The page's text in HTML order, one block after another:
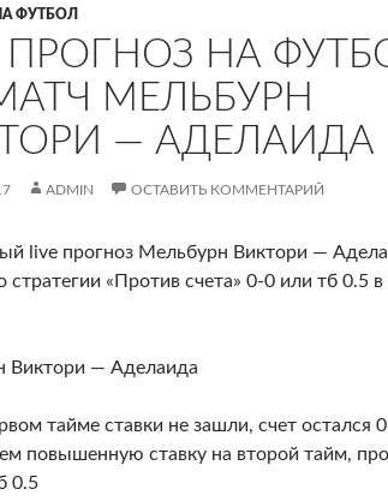
ФУТБОЛ
ПРОГНОЗ НА
МЕЛЬБУРН
— АДЕЛАИДА
ADMIN ОСТАВИТЬ КОММЕНТАРИЙ
live прогноз Мельбурн Виктори —
стратегии «Против счета» 0-0 или тб 0.5
Виктори — Аделаида
тайме ставки не зашли, счет остался
повышенную ставку на второй тайм,
0.5